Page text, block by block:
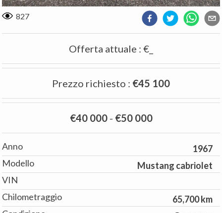
827
Offerta attuale : €_
Prezzo richiesto : €45 100
€40 000- €50 000
Anno
1967
Modello
Mustang cabriolet
VIN
Chilometraggio
65,700 km